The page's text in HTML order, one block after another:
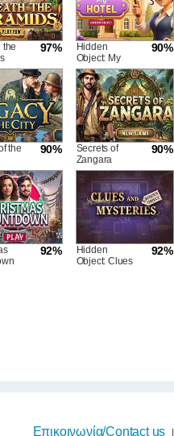
97%
the
90%
Hidden
Object: My
Hotel
90%
the
90%
Secrets of
Zangara
92% 92%
Hidden
Object: Clues
Επικοινωνία/Contact us